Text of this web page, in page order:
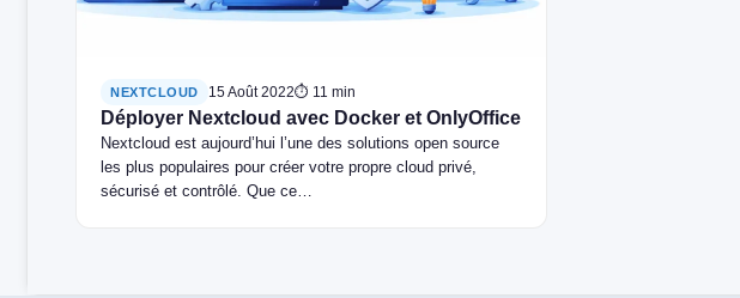
NEXTCLOUD 15 Août 2022⏱ 11 min
Déployer Nextcloud avec Docker et OnlyOffice
Nextcloud est aujourd’hui l’une des solutions open source
les plus populaires pour créer votre propre cloud privé,
sécurisé et contrôlé. Que ce…